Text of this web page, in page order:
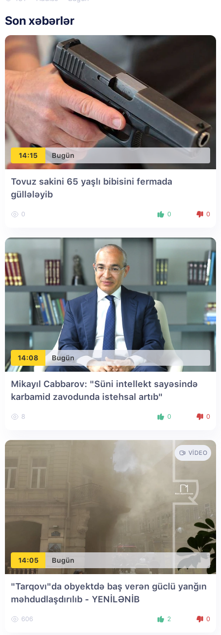
Son xəbərlər
14:15 Bugün
Tovuz sakini 65 yaşlı bibisini fermada
güllələyib
0 0 0
14:08 Bugün
Mikayıl Cabbarov: "Süni intellekt sayəsində
karbamid zavodunda istehsal artıb"
8 0 0
14:05 Bugün
VIDEO
"Tarqovı"da obyektdə baş verən güclü yanğın
məhdudlaşdırılıb - YENİLƏNİB
606 2 0